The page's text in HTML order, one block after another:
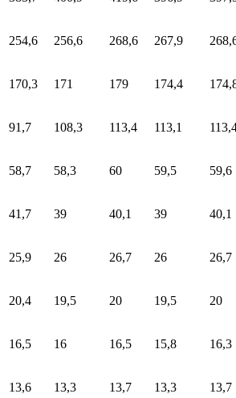
254,6 256,6 268,6 267,9
170,3 171 179 174,4
91,7 108,3 113,4 113,1
58,7 58,3 60 59,5 59,6
41,7 39 40,1 39 40,1
25,9 26 26,7 26 26,7
20,4 19,5 20 19,5 20
16,5 16 16,5 15,8 16,3
13,6 13,3 13,7 13,3 13,7